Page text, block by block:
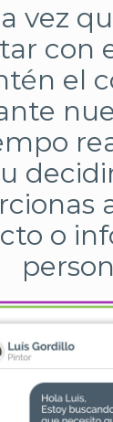
vez
con
el
o